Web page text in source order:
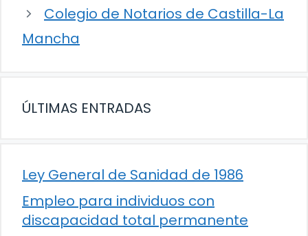
Colegio de Notarios de Castilla-La
Mancha
ÚLTIMAS ENTRADAS
Ley General de Sanidad de 1986
Empleo para individuos con
discapacidad total permanente